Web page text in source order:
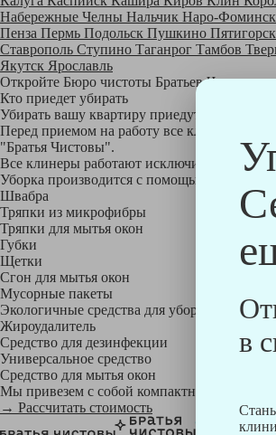
в
Набережные Челны Нальчик Наро-Фоминск
Пенза Пермь Подольск Пушкино Пятигорск
Ставрополь Ступино Таганрог Тамбов
Якутск Ярославль
Откройте Бюро чистоты Братьев Чистовых
Кто приедет убирать
Убирать вашу квартиру приедут
Перед приемом на работу все клинеры
"Братья Чистовы".
Все клинеры работают исключительно в
Уборка производится с помощью
Швабра
Тряпки из микрофибры
Тряпки для мытья окон
Губки
Щетки
Сгон для мытья окон
Мусорные пакеты
Экологичные средства для уборки
Жироудалитель
Средство для дезинфекции
Универсальное средство
Средство для мытья окон
Мы привезем с собой компактный
→ Рассчитать стоимость